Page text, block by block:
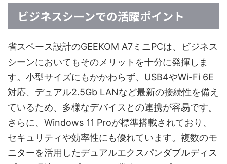
ビジネスシーンでの活躍ポイント
省スペース設計のGEEKOM A7ミニPCは、ビジネス
シーンにおいてもそのメリットを十分に発揮しま
す。小型サイズにもかかわらず、USB4やWi-Fi 6E
対応、デュアル2.5Gb LANなど最新の接続性を備え
ているため、多様なデバイスとの連携が容易です。
さらに、Windows 11 Proが標準搭載されており、
セキュリティや効率性にも優れています。複数のモ
ニターを活用したデュアルエクスパンダブルディス